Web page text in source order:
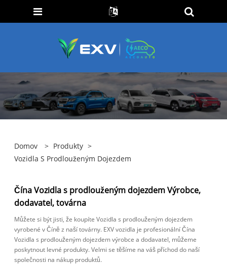
Domov > Produkty >
Vozidla S Prodlouženým Dojezdem
Čína Vozidla s prodlouženým dojezdem Výrobce,
dodavatel, továrna
Můžete si být jisti, že koupíte Vozidla s prodlouženým dojezdem
vyrobené v Číně z naší továrny. EXV vozidla je profesionální Čína
Vozidla s prodlouženým dojezdem výrobce a dodavatel, můžeme
poskytnout levné produkty. Velmi se těšíme na váš příchod do naší
společnosti na nákup produktů.